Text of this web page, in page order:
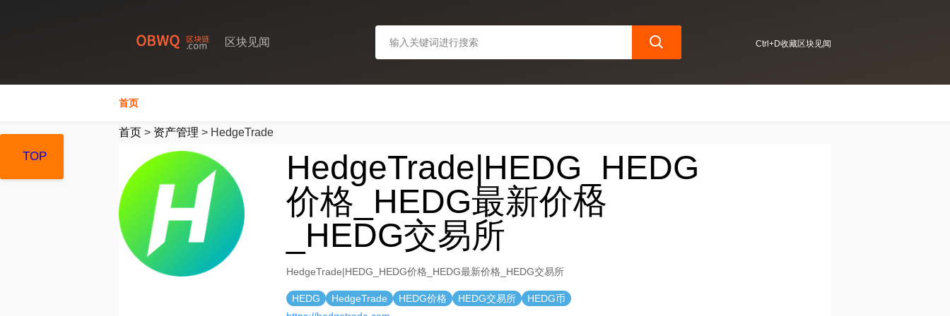
区块见闻 Ctrl+D收藏区块见闻
首页
首页 > 资产管理 > HedgeTrade
HedgeTrade|HEDG_HEDG
价格_HEDG最新价格
_HEDG交易所
HedgeTrade|HEDG_HEDG价格_HEDG最新价格_HEDG交易所
HEDG HedgeTrade HEDG价格 HEDG交易所
HEDG币
TOP
TOP
TOP